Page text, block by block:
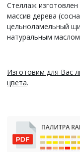
Стеллаж
массив дерева
цельноламельный
натуральным
Изготовим для Вас
цвета.